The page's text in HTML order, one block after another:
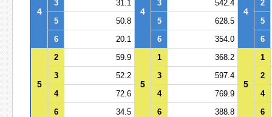
4 4 4
3
31.1 3 542.4
2
5
50.8 5 628.5
5
6
20.1 6 354.0 6
5
2 59.9
5
1 368.2
5
1
3
52.2 3 597.4
2
4
72.6 4 769.9
4
6
34.5 6 388.8 6